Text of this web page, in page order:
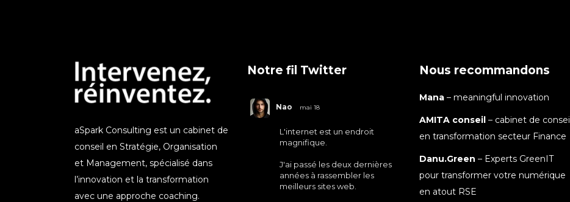
aSpark Consulting est un cabinet de
conseil en Stratégie, Organisation
et Management, spécialisé dans
l’innovation et la transformation
avec une approche coaching.
Notre fil Twitter
Nao mai 18
L'internet est un endroit
magnifique.
J'ai passé les deux dernières
années à rassembler les
meilleurs sites web.
Nous recommandons
Mana – meaningful innovation
AMITA conseil – cabinet de conseil
en transformation secteur Finance
Danu.Green – Experts GreenIT
pour transformer votre numérique
en atout RSE